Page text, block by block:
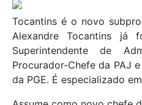
Tocantins é o novo
Alexandre Tocantins já
Superintendente de
Procurador-Chefe da PAJ
da PGE. É especializado